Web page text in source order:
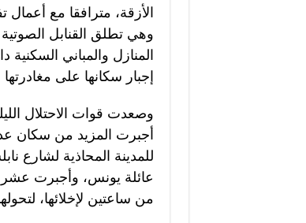
الأزقة، مترافقا مع
وهي تطلق القنابل
المنازل والمباني
إجبار سكانها على مغادرتها
وصعدت قوات الاحتلال
أجبرت المزيد من سكان
للمدينة المحاذية لشارع
عائلة يونس، وأجبرت
من ساعتين لإخلائها،